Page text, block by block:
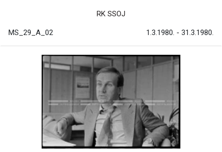
RK SSOJ
MS_29_A_02 1.3.1980. - 31.3.1980.